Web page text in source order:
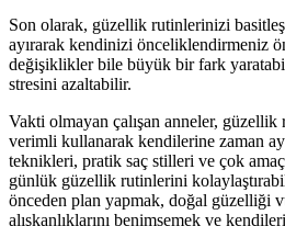
Son olarak, güzellik rutinlerinizi
ayırarak kendinizi önceliklendirmeniz
değişiklikler bile büyük bir fark
stresini azaltabilir.
Vakti olmayan çalışan anneler,
verimli kullanarak kendilerine zaman
teknikleri, pratik saç stilleri ve çok
günlük güzellik rutinlerini
önceden plan yapmak, doğal güzelliği
alışkanlıklarını benimsemek ve